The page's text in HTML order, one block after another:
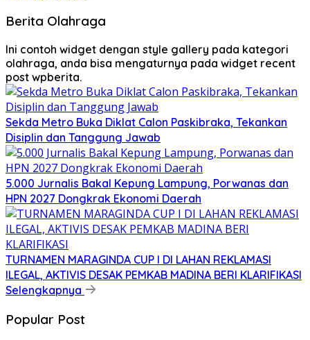
Berita Olahraga
Ini contoh widget dengan style gallery pada kategori
olahraga, anda bisa mengaturnya pada widget recent
post wpberita.
Sekda Metro Buka Diklat Calon Paskibraka, Tekankan
Disiplin dan Tanggung Jawab
5.000 Jurnalis Bakal Kepung Lampung, Porwanas dan
HPN 2027 Dongkrak Ekonomi Daerah
TURNAMEN MARAGINDA CUP I DI LAHAN REKLAMASI
ILEGAL, AKTIVIS DESAK PEMKAB MADINA BERI KLARIFIKASI
Selengkapnya
Popular Post